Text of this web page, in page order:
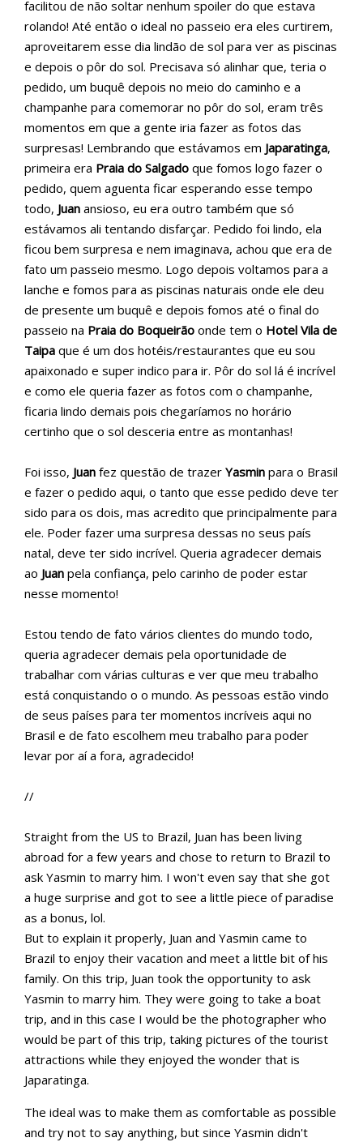
facilitou de não soltar nenhum spoiler do que estava
rolando! Até então o ideal no passeio era eles curtirem,
aproveitarem esse dia lindão de sol para ver as piscinas
e depois o pôr do sol. Precisava só alinhar que, teria o
pedido, um buquê depois no meio do caminho e a
champanhe para comemorar no pôr do sol, eram três
momentos em que a gente iria fazer as fotos das
surpresas! Lembrando que estávamos em Japaratinga,
primeira era Praia do Salgado que fomos logo fazer o
pedido, quem aguenta ficar esperando esse tempo
todo, Juan ansioso, eu era outro também que só
estávamos ali tentando disfarçar. Pedido foi lindo, ela
ficou bem surpresa e nem imaginava, achou que era de
fato um passeio mesmo. Logo depois voltamos para a
lanche e fomos para as piscinas naturais onde ele deu
de presente um buquê e depois fomos até o final do
passeio na Praia do Boqueirão onde tem o Hotel Vila de
Taipa que é um dos hotéis/restaurantes que eu sou
apaixonado e super indico para ir. Pôr do sol lá é incrível
e como ele queria fazer as fotos com o champanhe,
ficaria lindo demais pois chegaríamos no horário
certinho que o sol desceria entre as montanhas!
Foi isso, Juan fez questão de trazer Yasmin para o Brasil
e fazer o pedido aqui, o tanto que esse pedido deve ter
sido para os dois, mas acredito que principalmente para
ele. Poder fazer uma surpresa dessas no seus país
natal, deve ter sido incrível. Queria agradecer demais
ao Juan pela confiança, pelo carinho de poder estar
nesse momento!
Estou tendo de fato vários clientes do mundo todo,
queria agradecer demais pela oportunidade de
trabalhar com várias culturas e ver que meu trabalho
está conquistando o o mundo. As pessoas estão vindo
de seus países para ter momentos incríveis aqui no
Brasil e de fato escolhem meu trabalho para poder
levar por aí a fora, agradecido!
//
Straight from the US to Brazil, Juan has been living
abroad for a few years and chose to return to Brazil to
ask Yasmin to marry him. I won't even say that she got
a huge surprise and got to see a little piece of paradise
as a bonus, lol.
But to explain it properly, Juan and Yasmin came to
Brazil to enjoy their vacation and meet a little bit of his
family. On this trip, Juan took the opportunity to ask
Yasmin to marry him. They were going to take a boat
trip, and in this case I would be the photographer who
would be part of this trip, taking pictures of the tourist
attractions while they enjoyed the wonder that is
Japaratinga.
The ideal was to make them as comfortable as possible
and try not to say anything, but since Yasmin didn't